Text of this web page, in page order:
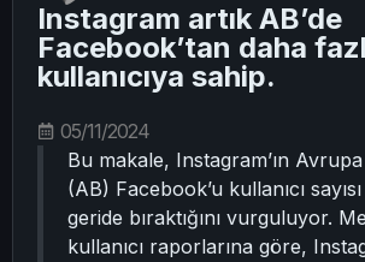
Instagram artık AB’de
Facebook’tan daha
kullanıcıya sahip.
05/11/2024
Bu makale, Instagram’ın Avrupa
(AB) Facebook’u kullanıcı sayısı
geride bıraktığını vurguluyor.
kullanıcı raporlarına göre,